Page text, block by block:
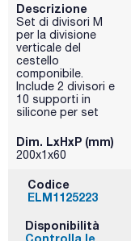
Descrizione
Set di divisori M
per la divisione
verticale del
cestello
componibile.
Include 2 divisori e
10 supporti in
silicone per set
Dim. LxHxP (mm)
200x1x60
Codice
ELM1125223
Disponibilità
Controlla le